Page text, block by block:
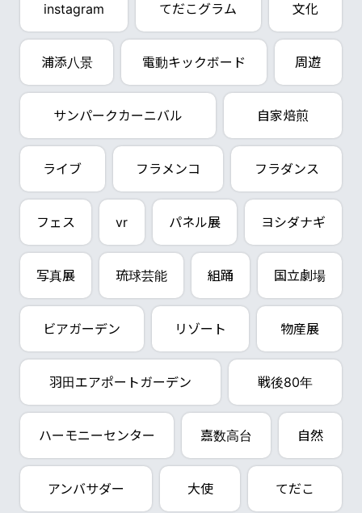
instagram てだこグラム 文化
浦添八景 電動キックボード 周遊
サンパークカーニバル 自家焙煎
ライブ フラメンコ フラダンス
フェス vr パネル展 ヨシダナギ
写真展 琉球芸能 組踊 国立劇場
ビアガーデン リゾート 物産展
羽田エアポートガーデン 戦後80年
ハーモニーセンター 嘉数高台 自然
アンバサダー 大使 てだこ